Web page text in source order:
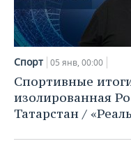
Спорт 05 янв, 00:00
Спортивные
изолированная
Татарстан /